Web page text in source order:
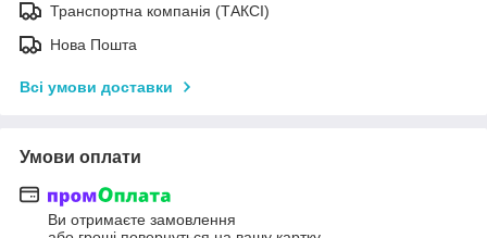
Транспортна компанія (ТАКСІ)
Нова Пошта
Всі умови доставки
Умови оплати
Ви отримаєте замовлення